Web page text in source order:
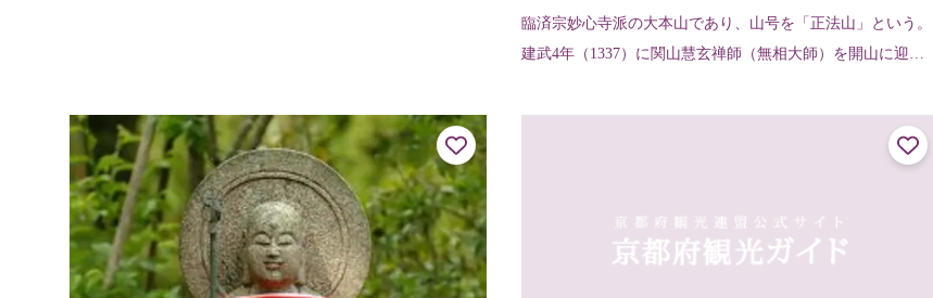
臨済宗妙心寺派の大本山であり、山号を「正法山」という。
建武4年（1337）に関山慧玄禅師（無相大師）を開山に迎
は典型的な禅宗様式で日本随一と...